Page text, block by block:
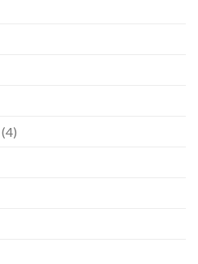
(4)